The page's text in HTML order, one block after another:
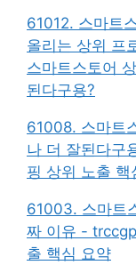
61012. 스마트
올리는 상위 프
스마트스토어
된다구용?
61008. 스마트
나 더 잘된다구
핑 상위 노출 핵
61003. 스마트
짜 이유 -
출 핵심 요약